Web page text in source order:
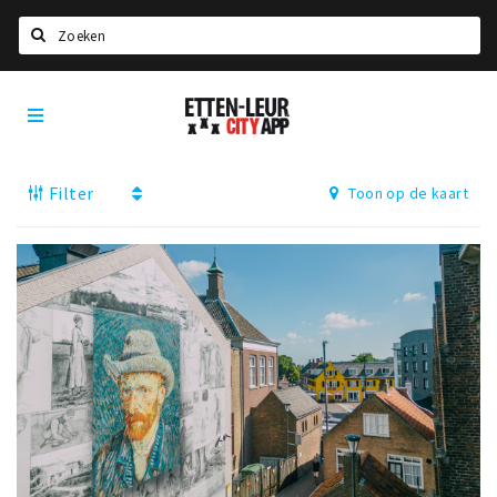
Home
Deals
Nieuws, interviews & blogs
Eten
Drinken
Slapen
Recreatief
Winkels
Etten-
Leur
Filter
Toon op de kaart